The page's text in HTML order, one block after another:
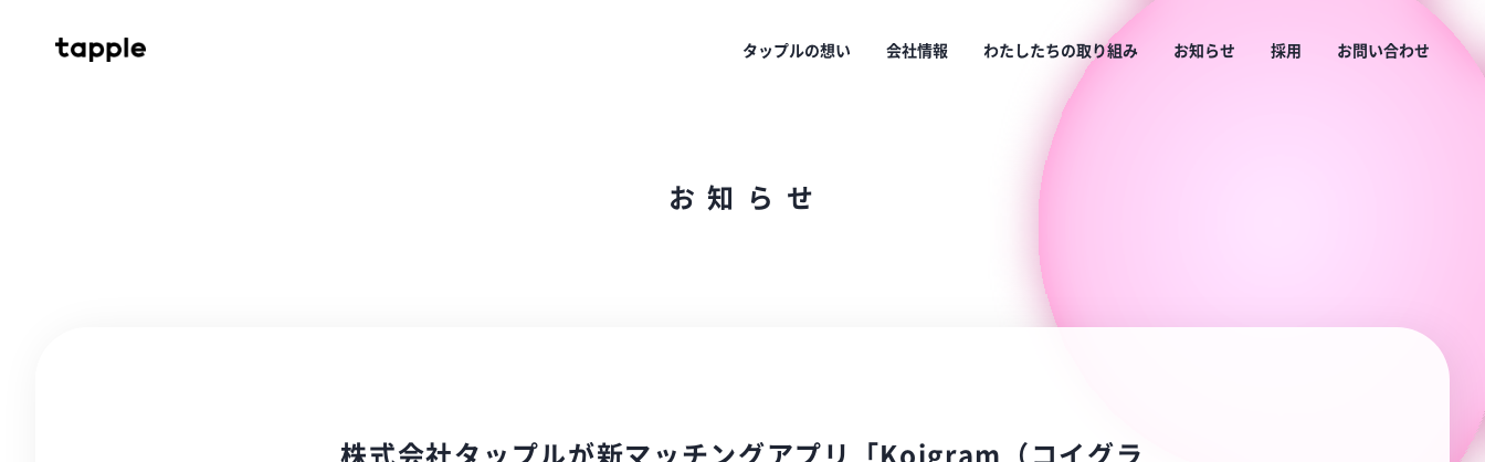
タップルの想い 会社情報 わたしたちの取り組み お知らせ 採用 お問い合わせ
お 知 ら せ
株式会社タップルが新マッチングアプリ「Koigram（コイグラ